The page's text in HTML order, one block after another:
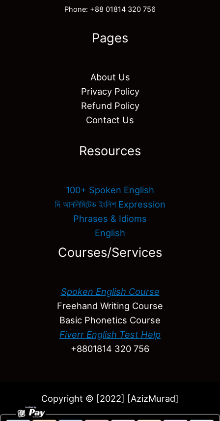
Phone: +88 01814 320 756
Pages
About Us
Privacy Policy
Refund Policy
Contact Us
Resources
100+ Spoken English
দি আনলিমিটেড ইংলিশ Expression
Phrases & Idioms
English
Courses/Services
Spoken English Course
Freehand Writing Course
Basic Phonetics Course
Fiverr English Test Help
+8801814 320 756
Copyright © [2022] [AzizMurad]